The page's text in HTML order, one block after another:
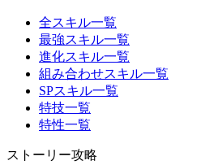
全スキル一覧
最強スキル一覧
進化スキル一覧
組み合わせスキル一覧
SPスキル一覧
特技一覧
特性一覧
ストーリー攻略